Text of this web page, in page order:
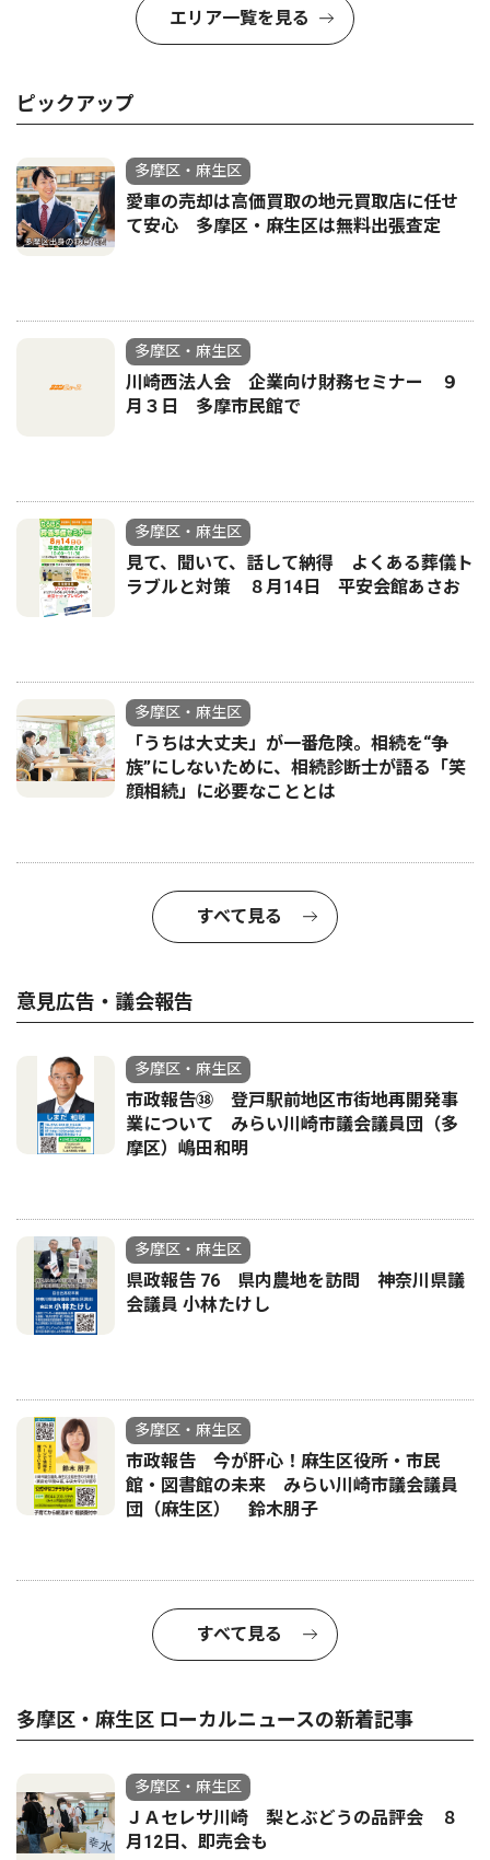
エリア一覧を見る
ピックアップ
多摩区・麻生区
愛車の売却は高価買取の地元買取店に任せ
て安心 多摩区・麻生区は無料出張査定
多摩区・麻生区
川崎西法人会 企業向け財務セミナー ９
月３日 多摩市民館で
多摩区・麻生区
見て、聞いて、話して納得 よくある葬儀ト
ラブルと対策 ８月14日 平安会館あさお
多摩区・麻生区
「うちは大丈夫」が一番危険。相続を“争
族”にしないために、相続診断士が語る「笑
顔相続」に必要なこととは
すべて見る
意見広告・議会報告
多摩区・麻生区
市政報告㊳ 登戸駅前地区市街地再開発事
業について みらい川崎市議会議員団（多
摩区）嶋田和明
多摩区・麻生区
県政報告 76 県内農地を訪問 神奈川県議
会議員 小林たけし
多摩区・麻生区
市政報告 今が肝心！麻生区役所・市民
館・図書館の未来 みらい川崎市議会議員
団（麻生区） 鈴木朋子
すべて見る
多摩区・麻生区 ローカルニュースの新着記事
多摩区・麻生区
ＪＡセレサ川崎 梨とぶどうの品評会 ８
月12日、即売会も